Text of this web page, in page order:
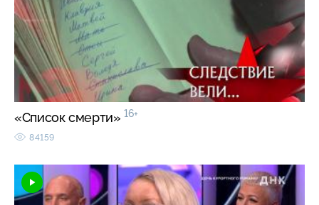
«Список смерти» 16+
84159